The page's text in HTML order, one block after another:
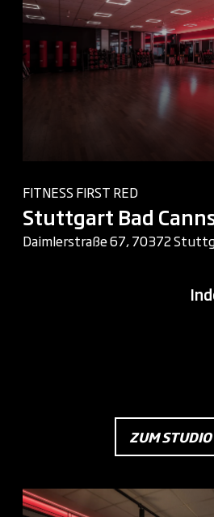
FITNESS FIRST RED
Stuttgart Bad
Daimlerstraße 67, 70372
ZUM